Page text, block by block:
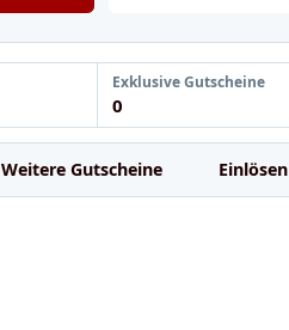
Exklusive Gutscheine
0
Weitere Gutscheine Einlösen